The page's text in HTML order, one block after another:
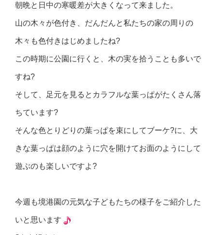
朝晩と日中の寒暖差が大きくなって来ました。
山の木々が色付き、だんだんと私たちの家の周りの
木々も色付きはじめましたね?
この時期に公園に行くと、木の実を拾うことも多いで
すね?
そして、足元を見るとカラフルな葉っぱがたくさん落
ちています?
そんな色とりどりの葉っぱを束にしてブーケ?に、大
きな葉っぱは顔のように穴を開けてお面のようにして
遊ぶのも楽しいですよ?
今週も境港園の元気な子どもたちの様子をご紹介した
いと思います